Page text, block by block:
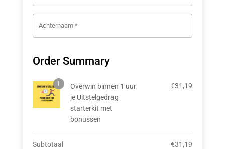
validation
field
Achternaam *
Order Summary
1
Overwin binnen 1 uur
je Uitstelgedrag
starterkit met
bonussen
€31,19
Subtotaal €31,19